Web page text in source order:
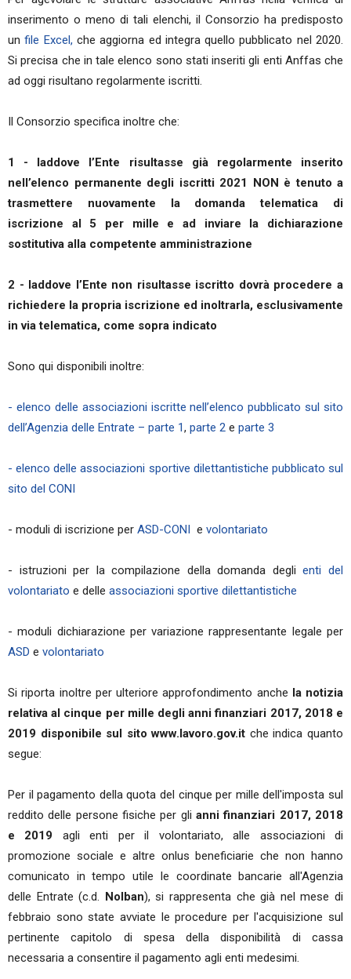
inserimento o meno di tali elenchi, il Consorzio ha predisposto
unfile Excel, che aggiorna ed integra quello pubblicato nel 2020.
Si precisa che in tale elenco sono stati inseriti gli enti Anffas che
ad oggi risultano regolarmente iscritti.
Il Consorzio specifica inoltre che:
1 - laddove l’Ente risultasse già regolarmente inserito
nell’elenco permanente degli iscritti 2021 NON è tenuto a
trasmettere nuovamente la domanda telematica di
iscrizione al 5 per mille e ad inviare la dichiarazione
sostitutiva alla competente amministrazione
2 - laddove l’Ente non risultasse iscritto dovrà procedere a
richiedere la propria iscrizione ed inoltrarla, esclusivamente
in via telematica, come sopra indicato
Sono qui disponibili inoltre:
- elenco delle associazioni iscritte nell’elenco pubblicato sul sito
dell’Agenzia delle Entrate – parte 1, parte 2 e parte 3
- elenco delle associazioni sportive dilettantistiche pubblicato sul
sito del CONI
- moduli di iscrizione per ASD-CONI e volontariato
- istruzioni per la compilazione della domanda deglienti del
volontariato e delle associazioni sportive dilettantistiche
- moduli dichiarazione per variazione rappresentante legale per
ASD e volontariato
Si riporta inoltre per ulteriore approfondimento anche la notizia
relativa al cinque per mille degli anni finanziari 2017, 2018 e
2019 disponibile sul sito www.lavoro.gov.it che indica quanto
segue:
Per il pagamento della quota del cinque per mille dell'imposta sul
reddito delle persone fisiche per gli anni finanziari 2017, 2018
e 2019 agli enti per il volontariato, alle associazioni di
promozione sociale e altre onlus beneficiarie che non hanno
comunicato in tempo utile le coordinate bancarie all'Agenzia
delle Entrate (c.d. NoIban), si rappresenta che già nel mese di
febbraio sono state avviate le procedure per l'acquisizione sul
pertinente capitolo di spesa della disponibilità di cassa
necessaria a consentire il pagamento agli enti medesimi.